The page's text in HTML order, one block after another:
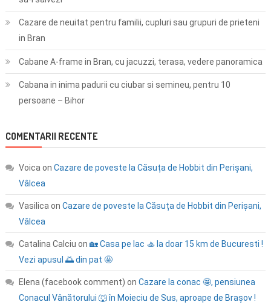
Cazare de neuitat pentru familii, cupluri sau grupuri de prieteni
in Bran
Cabane A-frame in Bran, cu jacuzzi, terasa, vedere panoramica
Cabana in inima padurii cu ciubar si semineu, pentru 10
persoane – Bihor
COMENTARII RECENTE
Voica on Cazare de poveste la Căsuța de Hobbit din Perișani,
Vâlcea
Vasilica on Cazare de poveste la Căsuța de Hobbit din Perișani,
Vâlcea
Catalina Calciu on 🏡 Casa pe lac 🚣 la doar 15 km de Bucuresti !
Vezi apusul 🌅 din pat 🤩
Elena (facebook comment) on Cazare la conac 🤩, pensiunea
Conacul Vânătorului 🐺 în Moieciu de Sus, aproape de Brașov !